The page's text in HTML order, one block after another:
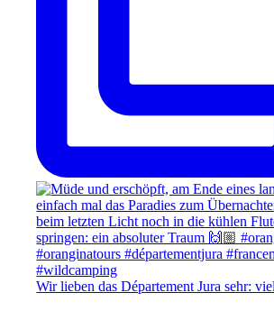
Wir lieben das Département Jura sehr: